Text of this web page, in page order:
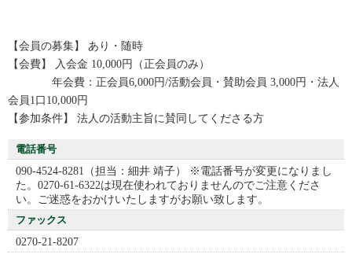
【会員の募集】 あり・随時
【会費】 入会金 10,000円（正会員のみ）
年会費：正会員6,000円/活動会員・賛助会員 3,000円・法人
会員1口10,000円
【参加条件】 法人の活動主旨に賛同してくださる方
電話番号
090-4524-8281（担当：細井 靖子） ※電話番号が変更になりまし
た。0270-61-6322は現在使われておりませんのでご注意くださ
い。ご迷惑をおかけいたしますがお願い致します。
ファックス
0270-21-8207